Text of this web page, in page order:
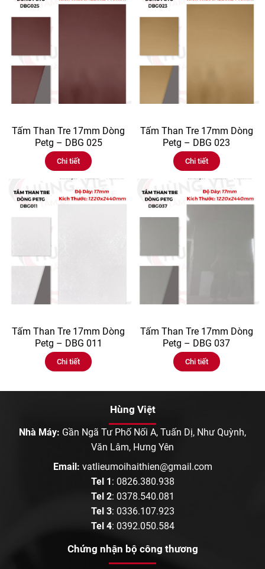
Tấm Than Tre 17mm Dòng
Petg – DBG 025
Chi tiết
Tấm Than Tre 17mm Dòng
Petg – DBG 023
Chi tiết
Tấm Than Tre 17mm Dòng
Petg – DBG 011
Chi tiết
Tấm Than Tre 17mm Dòng
Petg – DBG 037
Chi tiết
Hùng Việt
Nhà Máy: Gần Ngã Tư Phố Nối A, Tuấn Dị, Như Quỳnh,
Văn Lâm, Hưng Yên
Email: vatlieumoihaithien@gmail.com
Tel 1: 0826.380.938
Tel 2: 0378.540.081
Tel 3: 0336.107.923
Tel 4: 0392.050.584
Chứng nhận bộ công thương